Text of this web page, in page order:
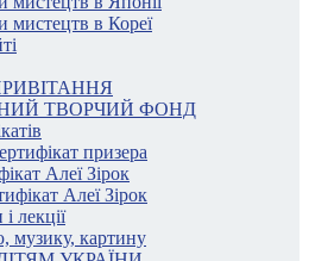
мистецтв в Кореї
ТВОРЧИЙ ФОНД
призера
Алеї Зірок
Алеї Зірок
лекції
музику, картину